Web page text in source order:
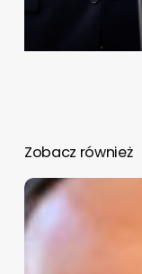
Zobacz również